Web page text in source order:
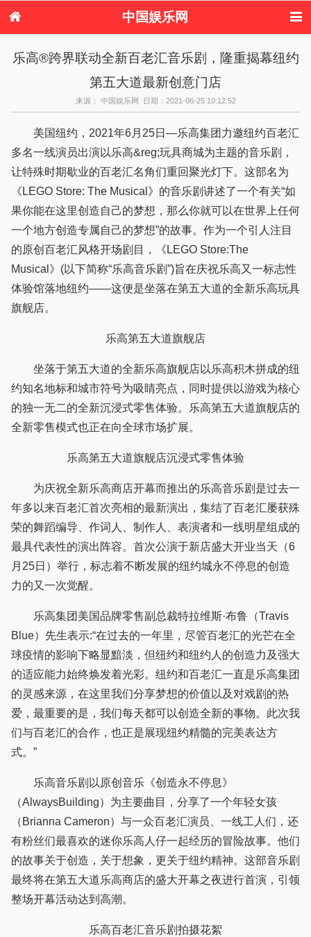
中国娱乐网
服饰
塑身 情感
健康
新娘 家庭
约会 品牌
乐高®跨界联动全新百老汇音乐剧，隆重揭幕纽约
第五大道最新创意门店
来源： 中国娱乐网 日期：2021-06-25 10:12:52
美国纽约，2021年6月25日—乐高集团力邀纽约百老汇
多名一线演员出演以乐高&reg;玩具商城为主题的音乐剧，
让特殊时期歇业的百老汇名角们重回聚光灯下。这部名为
《LEGO Store: The Musical》的音乐剧讲述了一个有关“如
果你能在这里创造自己的梦想，那么你就可以在世界上任何
一个地方创造专属自己的梦想”的故事。作为一个引人注目
的原创百老汇风格开场剧目，《LEGO Store:The
Musical》(以下简称“乐高音乐剧”)旨在庆祝乐高又一标志性
体验馆落地纽约——这便是坐落在第五大道的全新乐高玩具
旗舰店。
乐高第五大道旗舰店
坐落于第五大道的全新乐高旗舰店以乐高积木拼成的纽
约知名地标和城市符号为吸睛亮点，同时提供以游戏为核心
的独一无二的全新沉浸式零售体验。乐高第五大道旗舰店的
全新零售模式也正在向全球市场扩展。
乐高第五大道旗舰店沉浸式零售体验
为庆祝全新乐高商店开幕而推出的乐高音乐剧是过去一
年多以来百老汇首次亮相的最新演出，集结了百老汇屡获殊
荣的舞蹈编导、作词人、制作人、表演者和一线明星组成的
最具代表性的演出阵容。首次公演于新店盛大开业当天（6
月25日）举行，标志着不断发展的纽约城永不停息的创造
力的又一次觉醒。
乐高集团美国品牌零售副总裁特拉维斯·布鲁（Travis
Blue）先生表示:“在过去的一年里，尽管百老汇的光芒在全
球疫情的影响下略显黯淡，但纽约和纽约人的创造力及强大
的适应能力始终焕发着光彩。纽约和百老汇一直是乐高集团
的灵感来源，在这里我们分享梦想的价值以及对戏剧的热
爱，最重要的是，我们每天都可以创造全新的事物。此次我
们与百老汇的合作，也正是展现纽约精髓的完美表达方
式。”
乐高音乐剧以原创音乐《创造永不停息》
（AlwaysBuilding）为主要曲目，分享了一个年轻女孩
（Brianna Cameron）与一众百老汇演员、一线工人们，还
有粉丝们最喜欢的迷你乐高人仔一起经历的冒险故事。他们
的故事关于创造，关于想象，更关于纽约精神。这部音乐剧
最终将在第五大道乐高商店的盛大开幕之夜进行首演，引领
整场开幕活动达到高潮。
乐高百老汇音乐剧拍摄花絮